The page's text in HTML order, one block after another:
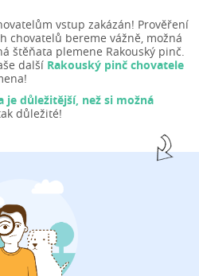
vstup zakázán! Prověření
chovatelů bereme vážně, možná
štěňata plemene Rakouský pinč.
další Rakouský pinč chovatele
důležitější, než si možná
důležité!